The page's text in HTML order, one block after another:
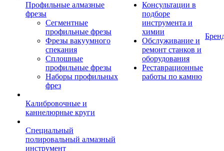
Профильные алмазные
фрезы
Сегментные
профильные фрезы
Фрезы вакуумного
спекания
Сплошные
профильные фрезы
Наборы профильных
фрез
Калибровочные и
каннелюрные круги
Специальный
полировальный алмазный
инструмент
Консультации в
подборе
инструмента и
химии
Обслуживание и
ремонт станков и
оборудования
Реставрационные
работы по камню